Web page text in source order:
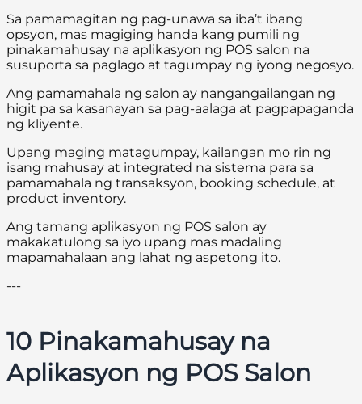
Sa pamamagitan ng pag-unawa sa iba’t ibang
opsyon, mas magiging handa kang pumili ng
pinakamahusay na aplikasyon ng POS salon na
susuporta sa paglago at tagumpay ng iyong negosyo.
Ang pamamahala ng salon ay nangangailangan ng
higit pa sa kasanayan sa pag-aalaga at pagpapaganda
ng kliyente.
Upang maging matagumpay, kailangan mo rin ng
isang mahusay at integrated na sistema para sa
pamamahala ng transaksyon, booking schedule, at
product inventory.
Ang tamang aplikasyon ng POS salon ay
makakatulong sa iyo upang mas madaling
mapamahalaan ang lahat ng aspetong ito.
---
10 Pinakamahusay na
Aplikasyon ng POS Salon